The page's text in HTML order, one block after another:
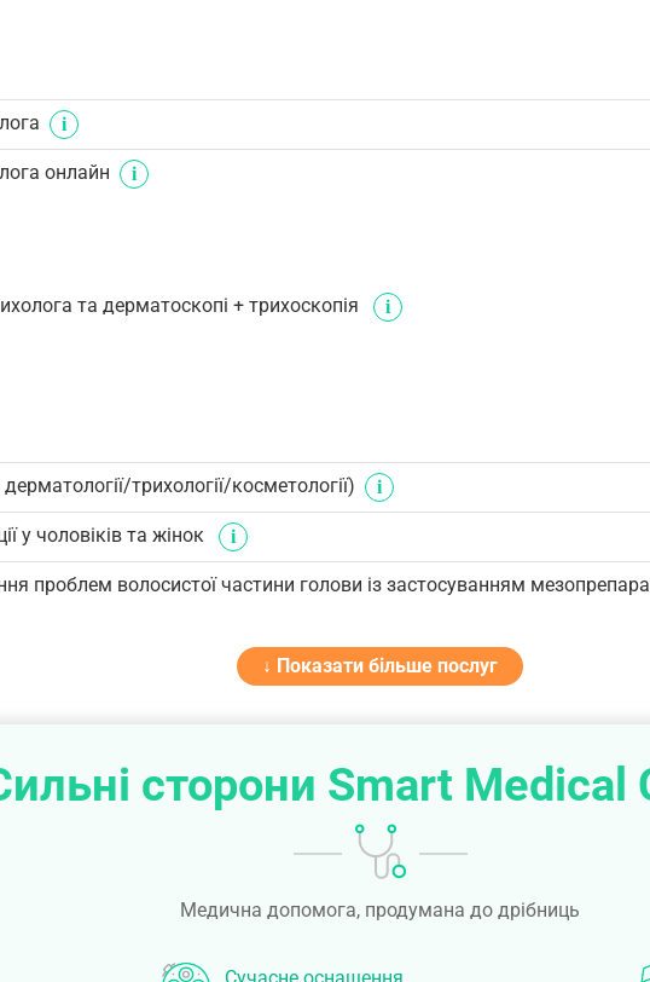
онлайн
та дерматоскопі + трихоскопія
трихології/косметології)
у чоловіків та жінок
проблем волосистої частини голови із застосуванням
↓ Показати більше послуг
сторони Smart Medical
Медична допомога, продумана до дрібниць